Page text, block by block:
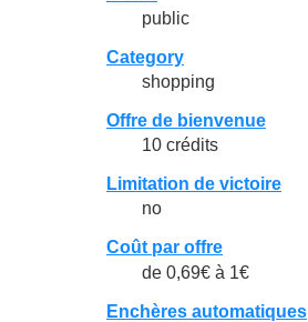
public
Category
shopping
Offre de bienvenue
10 crédits
Limitation de victoire
no
Coût par offre
de 0,69€ à 1€
Enchères automatiques